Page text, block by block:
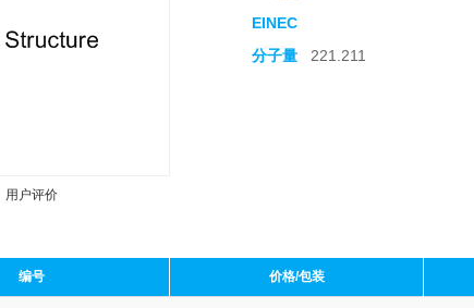
用户评价
EINEC
分子量 221.211
编号 价格/包装